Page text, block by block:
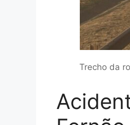
Trecho da